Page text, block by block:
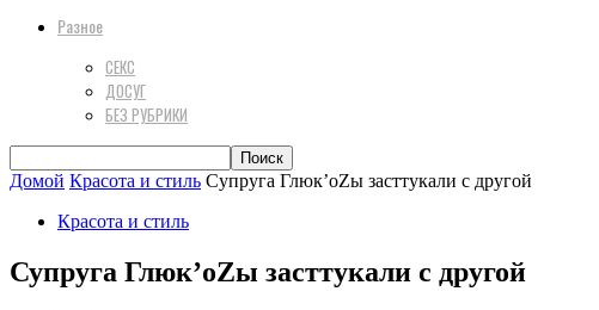
Разное
СЕКС
ДОСУГ
БЕЗ РУБРИКИ
Домой Красота и стиль Супруга Глюк’oZы засттукали с другой
Красота и стиль
Супруга Глюк’oZы засттукали с другой